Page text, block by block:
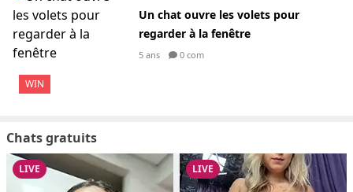
WIN
Un chat ouvre les volets pour
regarder à la fenêtre
5 ans 0 com
Chats gratuits